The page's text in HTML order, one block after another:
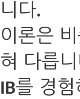
니다.
이론은
혀 다릅
IB를 경